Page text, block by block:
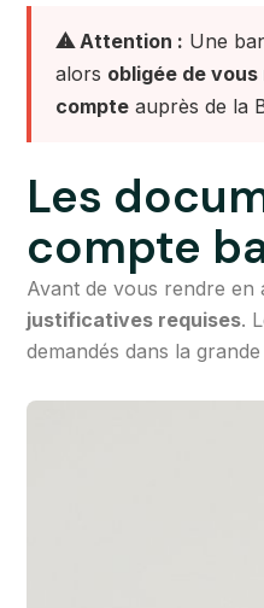
⚠ Attention : Une
alors obligée de
compte auprès de la
Les
compte
Avant de vous rendre en
justificatives requises.
demandés dans la